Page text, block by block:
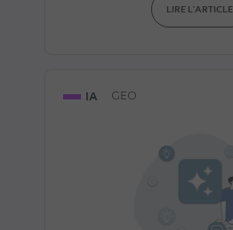
LIRE L'ARTICLE
IA GEO